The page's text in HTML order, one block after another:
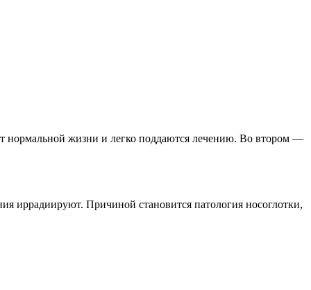
нормальной жизни и легко поддаются лечению. Во втором —
иррадиируют. Причиной становится патология носоглотки,